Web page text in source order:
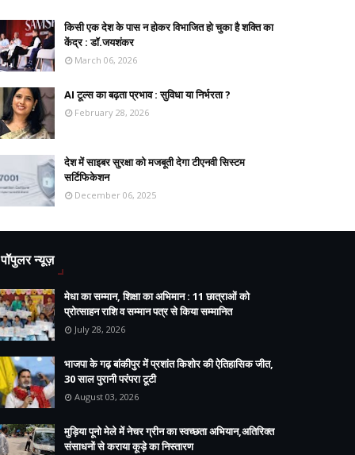
किसी एक देश के पास न होकर विभाजित हो चुका है शक्ति का
केंद्र : डॉ.जयशंकर
March 06, 2026
AI टूल्स का बढ़ता प्रभाव : सुविधा या निर्भरता ?
February 28, 2026
देश में साइबर सुरक्षा को मजबूती देगा टीएनवी सिस्टम
सर्टिफिकेशन
December 06, 2025
पॉपुलर न्यूज़
मेधा का सम्मान, शिक्षा का अभिमान : 11 छात्राओं को
प्रोत्साहन राशि व सम्मान पत्र से किया सम्मानित
July 28, 2026
भाजपा के गढ़ बांकीपुर में प्रशांत किशोर की ऐतिहासिक जीत,
30 साल पुरानी परंपरा टूटी
August 03, 2026
मुड़िया पूनो मेले में नेचर ग्रीन का स्वच्छता अभियान,अतिरिक्त
संसाधनों से कराया कूड़े का निस्तारण